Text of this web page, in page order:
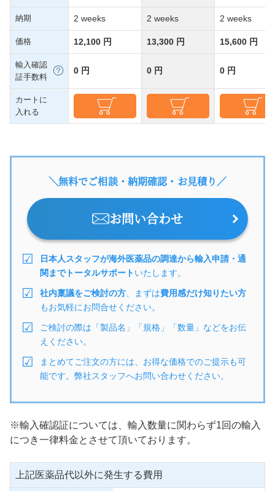
納期 2 weeks 2 weeks 2 weeks
価格 12,100 円 13,300 円 15,600 円
輸入確認
証手数料
0 円 0 円 0 円
カートに
入れる
＼無料でご相談・納期確認・お見積り／
お問い合わせ
日本人スタッフが海外医薬品の調達から輸入申請・通
関までトータルサポートいたします。
社内稟議をご検討の方 、まずは費用感だけ知りたい方
もお気軽にお問合せください。
ご検討の際は「製品名」「規格」「数量」などをお伝
えください。
まとめてご注文の方には、お得な価格でのご提示も可
能です。弊社スタッフへお問い合わせください。
※輸入確認証については、輸入数量に関わらず1回の輸入
につき一律料金とさせて頂いております。
上記医薬品代以外に発生する費用